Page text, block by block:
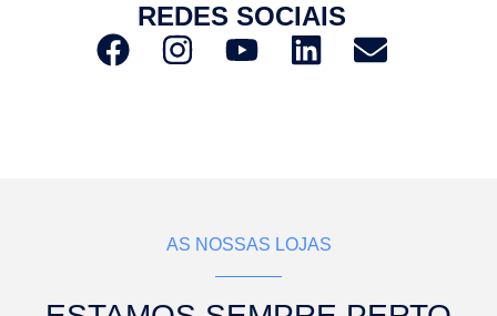
REDES SOCIAIS
AS NOSSAS LOJAS